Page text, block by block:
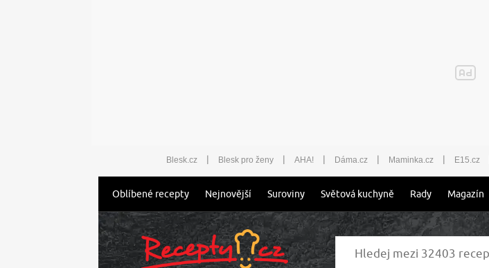
Blesk.cz | Blesk pro ženy | AHA! | Dáma.cz | Maminka.cz | E15.cz
Oblíbené recepty Nejnovější Suroviny Světová kuchyně Rady Magazín